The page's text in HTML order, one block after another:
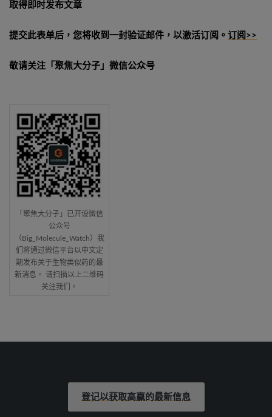
取得即时发布文章
提交此表单后，您将收到一封验证邮件，以激活订阅。 订阅>>
敬请关注「聚焦大分子」微信公众号
「聚焦大分子」已开设微信
公众号
（Big_Molecule_Watch）我
们将通过微信平台以中文定
期发布关于生物类似药的最
新消息。 请扫描以上二维码
关注我们。
登记以获取高赢的最新信息